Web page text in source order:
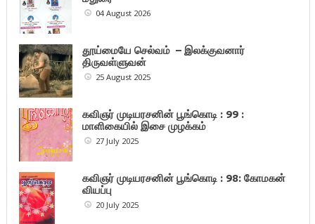
04 August 2026
தூய்மையே செல்வம் – இலக்குவனார்
திருவள்ளுவன்
25 August 2025
கவிஞர் முடியரசனின் பூங்கொடி : 99 :
மாளிகையில் இசை முழக்கம்
27 July 2025
கவிஞர் முடியரசனின் பூங்கொடி : 98: கோமகன்
வியப்பு
20 July 2025